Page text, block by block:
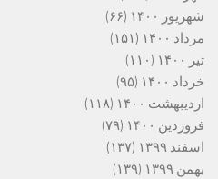
شهریور ۱۴۰۰
(۶۶)
مرداد ۱۴۰۰
(۱۵۱)
تیر ۱۴۰۰
(۱۱۰)
خرداد ۱۴۰۰
(۹۵)
اردیبهشت ۱۴۰۰
(۱۱۸)
فروردین ۱۴۰۰
(۷۹)
اسفند ۱۳۹۹
(۱۳۷)
بهمن ۱۳۹۹
(۱۳۹)